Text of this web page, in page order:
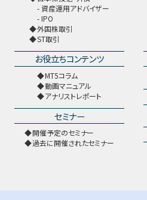
資産運用アドバイザー
IPO
外国株取引
ST取引
お役立ちコンテンツ
MT5コラム
動画マニュアル
アナリストレポート
セミナー
開催予定のセミナー
過去に開催されたセミナー